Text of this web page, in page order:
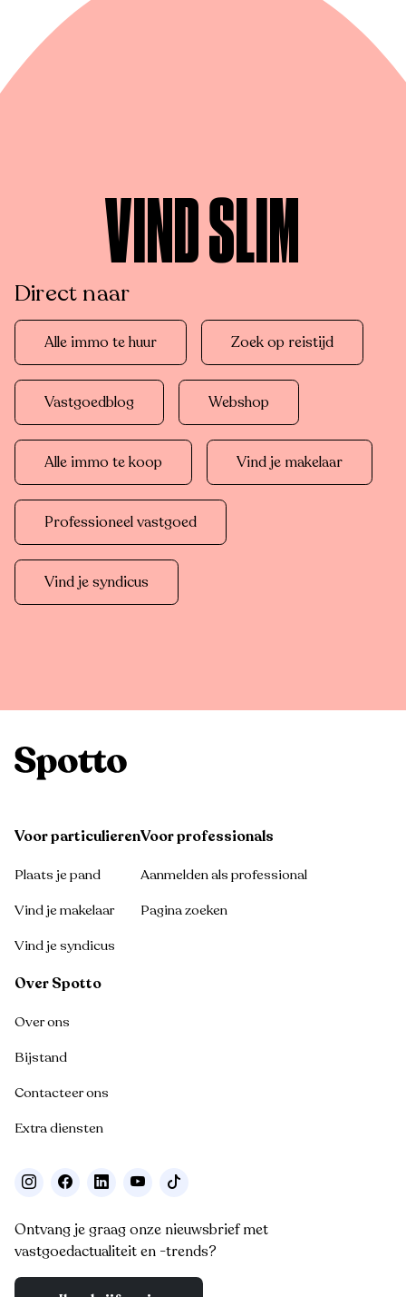
VIND SLIM
Direct naar
Alle immo te huur Zoek op reistijd
Vastgoedblog Webshop
Alle immo te koop Vind je makelaar
Professioneel vastgoed
Vind je syndicus
Voor particulieren
Plaats je pand
Vind je makelaar
Vind je syndicus
Voor professionals
Aanmelden als professional
Pagina zoeken
Over Spotto
Over ons
Bijstand
Contacteer ons
Extra diensten
Ontvang je graag onze nieuwsbrief met
vastgoedactualiteit en -trends?